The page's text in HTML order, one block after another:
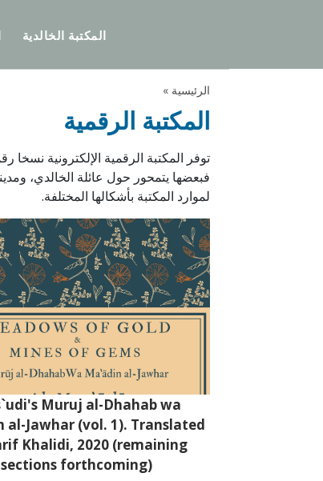
المكتبة الخالدية
الرئيسية »
المكتبة الرقمية
توفر المكتبة الرقمية الإلكترونية
فبعضها يتمحور حول عائلة الخالدي،
لموارد المكتبة بأشكالها المختلفة.
Muruj al-Dhahab wa
al-Jawhar (vol. 1). Translated
Khalidi, 2020 (remaining
sections forthcoming)